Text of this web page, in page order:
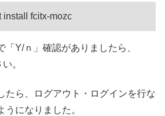
install fcitx-mozc
「Y/ｎ」確認がありましたら、
。
たら、ログアウト・ログインを行な
うになりました。